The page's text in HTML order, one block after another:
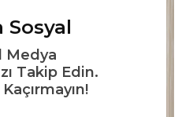
Sosyal
Medya
Takip Edin.